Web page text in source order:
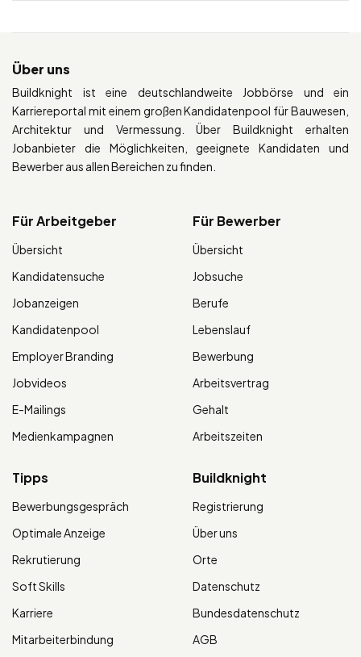
Über uns
Buildknight ist eine deutschlandweite Jobbörse und ein
Karriereportal mit einem großen Kandidatenpool für Bauwesen,
Architektur und Vermessung. Über Buildknight erhalten
Jobanbieter die Möglichkeiten, geeignete Kandidaten und
Bewerber aus allen Bereichen zu finden.
Für Arbeitgeber
Übersicht
Kandidatensuche
Jobanzeigen
Kandidatenpool
Employer Branding
Jobvideos
E-Mailings
Medienkampagnen
Für Bewerber
Übersicht
Jobsuche
Berufe
Lebenslauf
Bewerbung
Arbeitsvertrag
Gehalt
Arbeitszeiten
Tipps
Bewerbungsgespräch
Optimale Anzeige
Rekrutierung
Soft Skills
Karriere
Mitarbeiterbindung
Buildknight
Registrierung
Über uns
Orte
Datenschutz
Bundesdatenschutz
AGB